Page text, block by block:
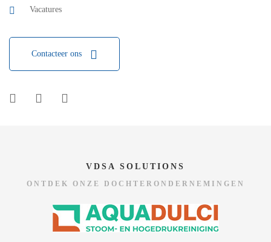
Vacatures
Contacteer ons
VDSA SOLUTIONS
ONTDEK ONZE DOCHTERONDERNEMINGEN